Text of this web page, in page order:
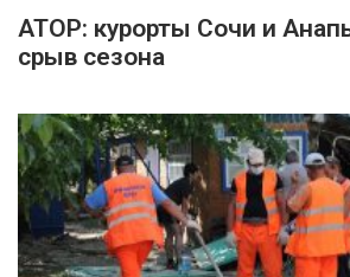
АТОР: курорты Сочи и
срыв сезона